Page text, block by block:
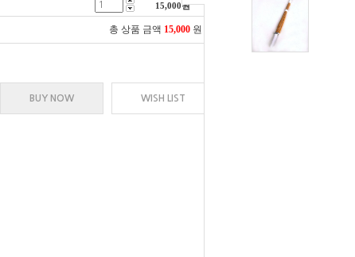
15,000원
총 상품 금액 15,000 원
BUY NOW WISH LIST